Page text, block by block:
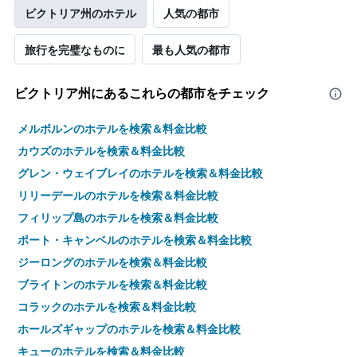
ビクトリア州のホテル 人気の都市
旅行を完璧なものに 最も人気の都市
ビクトリア州​にあるこれらの都市をチェック
メルボルンのホテルを検索＆料金比較
カウズのホテルを検索＆料金比較
グレン・ウェイブレイのホテルを検索＆料金比較
リリーデールのホテルを検索＆料金比較
フィリップ島のホテルを検索＆料金比較
ポート・キャンベルのホテルを検索＆料金比較
ジーロングのホテルを検索＆料金比較
ブライトンのホテルを検索＆料金比較
コラックのホテルを検索＆料金比較
ホールズギャップのホテルを検索＆料金比較
キューのホテルを検索＆料金比較